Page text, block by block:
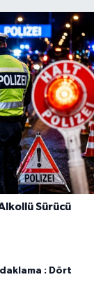
Sürücü
: Dört